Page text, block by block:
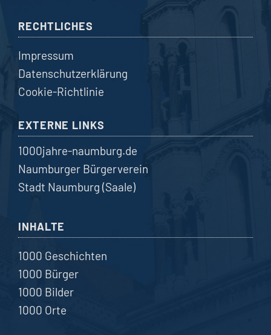
RECHTLICHES
Impressum
Datenschutzerklärung
Cookie-Richtlinie
EXTERNE LINKS
1000jahre-naumburg.de
Naumburger Bürgerverein
Stadt Naumburg (Saale)
INHALTE
1000 Geschichten
1000 Bürger
1000 Bilder
1000 Orte